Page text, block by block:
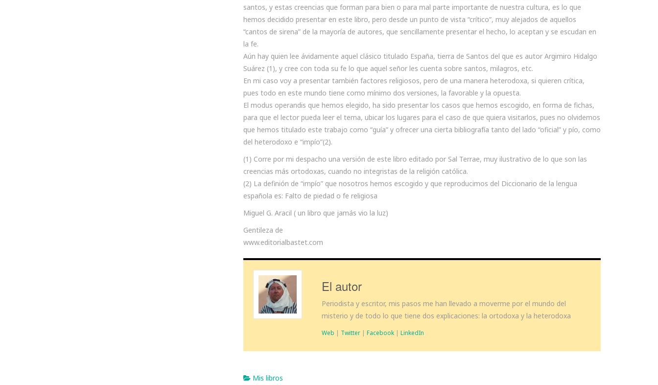
santos, y estas creencias que forman para bien o para mal parte importante de nuestra cultura, es lo que
hemos decidido presentar en este libro, pero desde un punto de vista “crítico”, muy alejados de aquellos
“cantos de sirena” de la mayoría de autores, que sencillamente presentar el hecho, lo aceptan y se escudan en
la fe.
Aún hay quien lee ávidamente aquel clásico titulado España, tierra de Santos del que es autor Argimiro Hidalgo
Suárez (1), y cree con toda su fe lo que aquel señor les cuenta sobre santos, milagros, etc.
En mi caso voy a presentar también factores religiosos, pero de una manera heterodoxa, si quieren crítica,
pues todo en este mundo tiene como mínimo dos versiones, la favorable y la opuesta.
El modus operandis que hemos elegido, ha sido presentar los casos que hemos escogido, en forma de fichas,
para que el lector pueda leer el tema, ubicar los lugares para el caso de que quiera visitarlos, pues no olvidemos
que hemos titulado este trabajo como “guía” y ofrecer una cierta bibliografía tanto del lado “oficial” y pío, como
del heterodoxo e “impío”(2).
(1) Corre por mi despacho una versión de este libro editado por Sal Terrae, muy ilustrativo de lo que son las
creencias más ortodoxas, cuando no integristas de la religión católica.
(2) La definión de “impío” que nosotros hemos escogido y que reproducimos del Diccionario de la lengua
española es: Falto de piedad o fe religiosa
Miguel G. Aracil ( un libro que jamás vio la luz)
Gentileza de
www.editorialbastet.com
El autor
Periodista y escritor, mis pasos me han llevado a moverme por el mundo del
misterio y de todo lo que tiene dos explicaciones: la ortodoxa y la heterodoxa
Web | Twitter | Facebook | LinkedIn
Mis libros